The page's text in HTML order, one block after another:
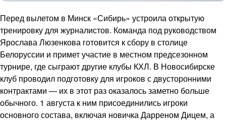
Перед вылетом в Минск «Сибирь» устроила открытую
тренировку для журналистов. Команда под руководством
Ярослава Люзенкова готовится к сбору в столице
Белоруссии и примет участие в местном предсезонном
турнире, где сыграют другие клубы КХЛ. В Новосибирске
клуб проводил подготовку для игроков с двусторонними
контрактами — их в этот раз оказалось заметно больше
обычного. 1 августа к ним присоединились игроки
основного состава, включая новичка Дарреном Дицем, а